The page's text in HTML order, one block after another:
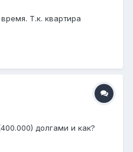
Т.к. квартира
долгами и как?